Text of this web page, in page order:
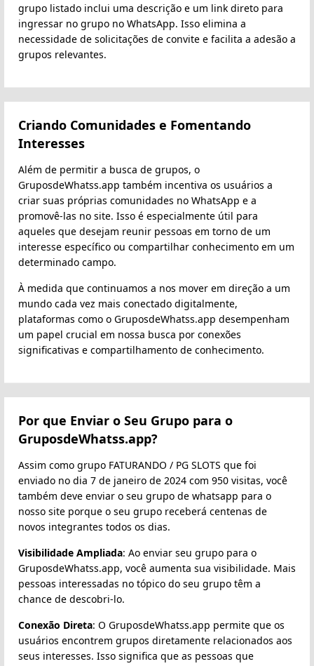
grupo listado inclui uma descrição e um link direto para
ingressar no grupo no WhatsApp. Isso elimina a
necessidade de solicitações de convite e facilita a adesão a
grupos relevantes.
Criando Comunidades e Fomentando
Interesses
Além de permitir a busca de grupos, o
GruposdeWhatss.app também incentiva os usuários a
criar suas próprias comunidades no WhatsApp e a
promovê-las no site. Isso é especialmente útil para
aqueles que desejam reunir pessoas em torno de um
interesse específico ou compartilhar conhecimento em um
determinado campo.
À medida que continuamos a nos mover em direção a um
mundo cada vez mais conectado digitalmente,
plataformas como o GruposdeWhatss.app desempenham
um papel crucial em nossa busca por conexões
significativas e compartilhamento de conhecimento.
Por que Enviar o Seu Grupo para o
GruposdeWhatss.app?
Assim como grupo FATURANDO / PG SLOTS que foi
enviado no dia 7 de janeiro de 2024 com 950 visitas, você
também deve enviar o seu grupo de whatsapp para o
nosso site porque o seu grupo receberá centenas de
novos integrantes todos os dias.
Visibilidade Ampliada: Ao enviar seu grupo para o
GruposdeWhatss.app, você aumenta sua visibilidade. Mais
pessoas interessadas no tópico do seu grupo têm a
chance de descobri-lo.
Conexão Direta: O GruposdeWhatss.app permite que os
usuários encontrem grupos diretamente relacionados aos
seus interesses. Isso significa que as pessoas que